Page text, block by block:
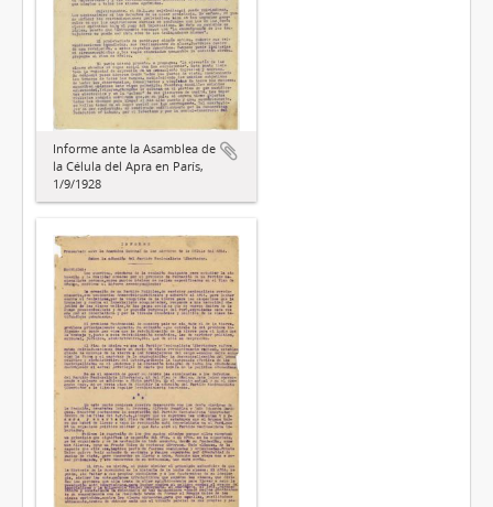
Informe ante la Asamblea de
la Célula del Apra en París,
1/9/1928